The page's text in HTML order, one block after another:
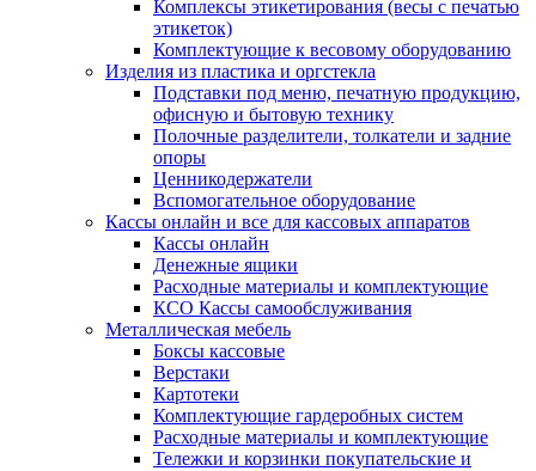
Комплексы этикетирования (весы с печатью
этикеток)
Комплектующие к весовому оборудованию
Изделия из пластика и оргстекла
Подставки под меню, печатную продукцию,
офисную и бытовую технику
Полочные разделители, толкатели и задние
опоры
Ценникодержатели
Вспомогательное оборудование
Кассы онлайн и все для кассовых аппаратов
Кассы онлайн
Денежные ящики
Расходные материалы и комплектующие
КСО Кассы самообслуживания
Металлическая мебель
Боксы кассовые
Верстаки
Картотеки
Комплектующие гардеробных систем
Расходные материалы и комплектующие
Тележки и корзинки покупательские и